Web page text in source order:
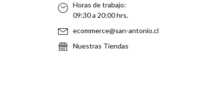
Horas de trabajo:
09:30 a 20:00 hrs.
ecommerce@san-antonio.cl
Nuestras Tiendas